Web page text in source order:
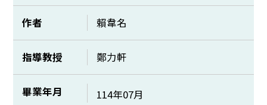
作者 賴韋名
指導教授 鄭力軒
畢業年月 114年07月